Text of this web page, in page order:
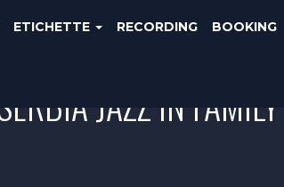
ETICHETTE RECORDING BOOKING
JAZZ IN FAMILY